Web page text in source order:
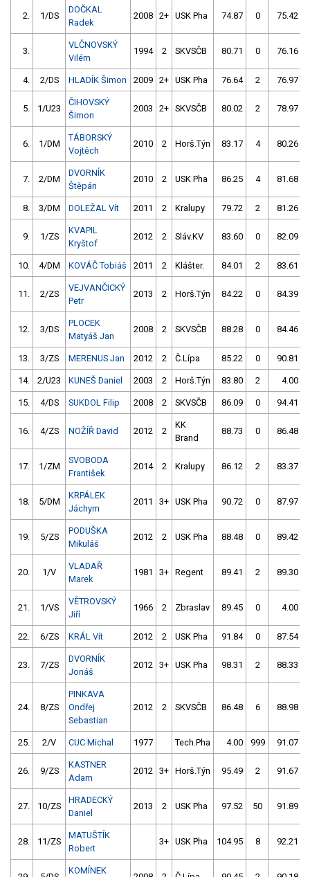
2. 1/DS
DOČKAL
Radek
2008 2+ USK Pha 74.87 0 75.42
3.
VLČNOVSKÝ
Vilém
1994 2 SKVSČB 80.71 0 76.16
4. 2/DS HLADÍK Šimon 2009 2+ USK Pha 76.64 2 76.97
5. 1/U23
ČIHOVSKÝ
Šimon
2003 2+ SKVSČB 80.02 2 78.97
6. 1/DM
TÁBORSKÝ
Vojtěch
2010 2 Horš.Týn 83.17 4 80.26
7. 2/DM
DVORNÍK
Štěpán
2010 2 USK Pha 86.25 4 81.68
8. 3/DM DOLEŽAL Vít 2011 2 Kralupy 79.72 2 81.26
9. 1/ZS
KVAPIL
Kryštof
2012 2 Sláv.KV 83.60 0 82.09
10. 4/DM KOVÁČ Tobiáš 2011 2 Klášter. 84.01 2 83.61
11. 2/ZS
VEJVANČICKÝ
Petr
2013 2 Horš.Týn 84.22 0 84.39
12. 3/DS
PLOCEK
Matyáš Jan
2008 2 SKVSČB 88.28 0 84.46
13. 3/ZS MERENUS Jan 2012 2 Č.Lípa 85.22 0 90.81
14. 2/U23 KUNEŠ Daniel 2003 2 Horš.Týn 83.80 2 4.00
15. 4/DS SUKDOL Filip 2008 2 SKVSČB 86.09 0 94.41
16. 4/ZS NOŽÍŘ David 2012 2
KK
Brand
88.73 0 86.48
17. 1/ZM
SVOBODA
František
2014 2 Kralupy 86.12 2 83.37
18. 5/DM
KRPÁLEK
Jáchym
2011 3+ USK Pha 90.72 0 87.97
19. 5/ZS
PODUŠKA
Mikuláš
2012 2 USK Pha 88.48 0 89.42
20. 1/V
VLADAŘ
Marek
1981 3+ Regent 89.41 2 89.30
21. 1/VS
VĚTROVSKÝ
Jiří
1966 2 Zbraslav 89.45 0 4.00
22. 6/ZS KRÁL Vít 2012 2 USK Pha 91.84 0 87.54
23. 7/ZS
DVORNÍK
Jonáš
2012 3+ USK Pha 98.31 2 88.33
24. 8/ZS
PINKAVA
Ondřej
Sebastian
2012 2 SKVSČB 86.48 6 88.98
25. 2/V CUC Michal 1977 Tech.Pha 4.00 999 91.07
26. 9/ZS
KASTNER
Adam
2012 3+ Horš.Týn 95.49 2 91.67
27. 10/ZS
HRADECKÝ
Daniel
2013 2 USK Pha 97.52 50 91.89
28. 11/ZS
MATUŠTÍK
Robert
3+ USK Pha 104.95 8 92.21
KOMÍNEK